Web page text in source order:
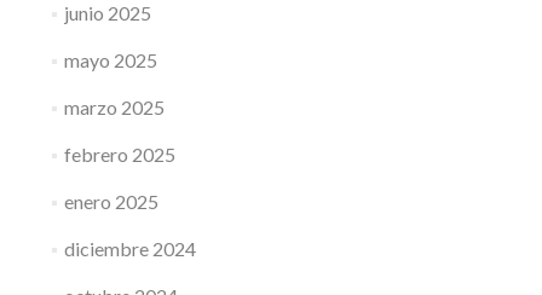
junio 2025
mayo 2025
marzo 2025
febrero 2025
enero 2025
diciembre 2024